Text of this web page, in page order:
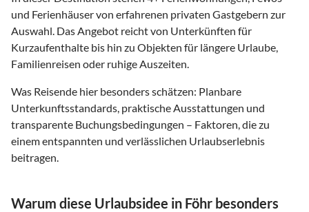
und Ferienhäuser von erfahrenen privaten Gastgebern zur
Auswahl. Das Angebot reicht von Unterkünften für
Kurzaufenthalte bis hin zu Objekten für längere Urlaube,
Familienreisen oder ruhige Auszeiten.
Was Reisende hier besonders schätzen: Planbare
Unterkunftsstandards, praktische Ausstattungen und
transparente Buchungsbedingungen – Faktoren, die zu
einem entspannten und verlässlichen Urlaubserlebnis
beitragen.
Warum diese Urlaubsidee in Föhr besonders